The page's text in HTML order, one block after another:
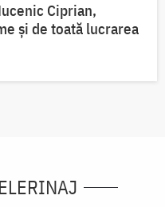
Ciprian,
și de toată lucrarea